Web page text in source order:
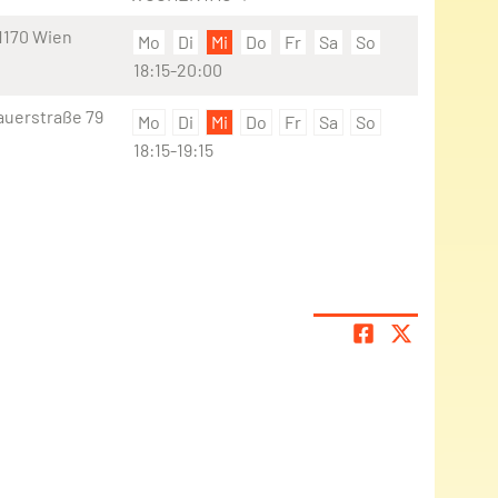
Wien
Mo Di Mi Do Fr Sa
So
18:15-20:00
79 Mo Di Mi Do Fr Sa
So
18:15-19:15